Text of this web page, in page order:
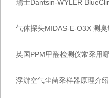
浮游空气尘菌采样器原理介绍